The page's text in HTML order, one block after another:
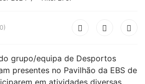
grupo/equipa de Desportos
presentes no Pavilhão da EBS de
em atividades diversas,